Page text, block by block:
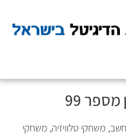
משחקי טלוויזיה, משחקי